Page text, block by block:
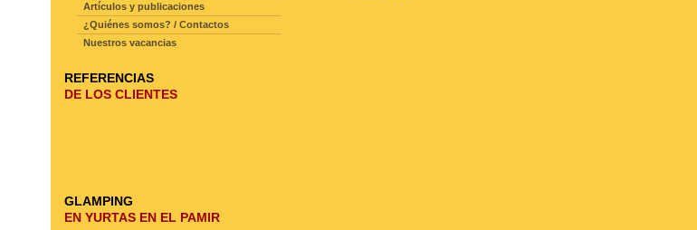
Artículos y publicaciones
¿Quiénes somos? / Contactos
Nuestros vacancias
REFERENCIAS
DE LOS CLIENTES
GLAMPING
EN YURTAS EN EL PAMIR